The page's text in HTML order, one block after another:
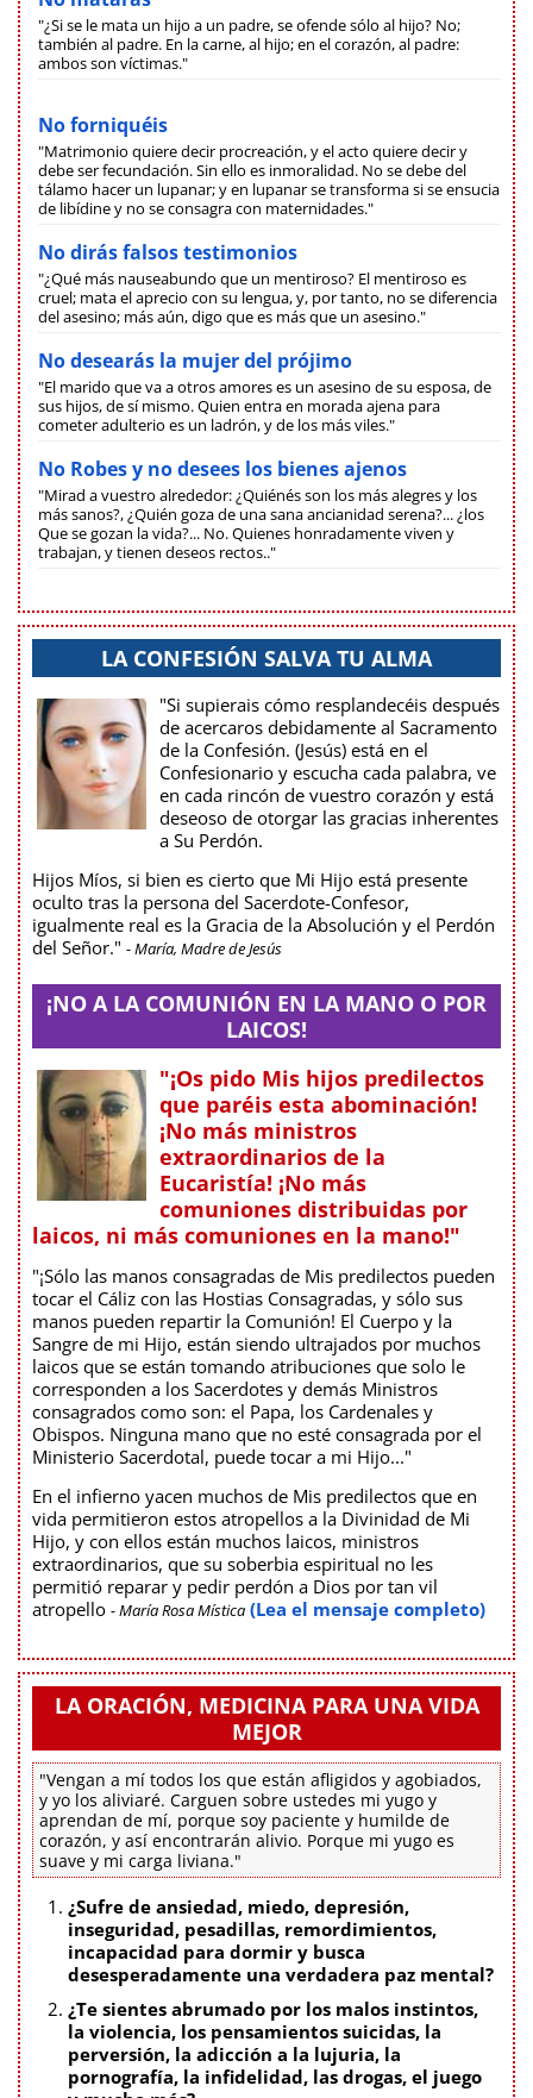
"¿Si se le mata un hijo a un padre, se ofende sólo al hijo? No;
también al padre. En la carne, al hijo; en el corazón, al padre:
ambos son víctimas."
No forniquéis
"Matrimonio quiere decir procreación, y el acto quiere decir y
debe ser fecundación. Sin ello es inmoralidad. No se debe del
tálamo hacer un lupanar; y en lupanar se transforma si se ensucia
de libídine y no se consagra con maternidades."
No dirás falsos testimonios
"¿Qué más nauseabundo que un mentiroso? El mentiroso es
cruel; mata el aprecio con su lengua, y, por tanto, no se diferencia
del asesino; más aún, digo que es más que un asesino."
No desearás la mujer del prójimo
"El marido que va a otros amores es un asesino de su esposa, de
sus hijos, de sí mismo. Quien entra en morada ajena para
cometer adulterio es un ladrón, y de los más viles."
No Robes y no desees los bienes ajenos
"Mirad a vuestro alrededor: ¿Quiénés son los más alegres y los
más sanos?, ¿Quién goza de una sana ancianidad serena?... ¿los
Que se gozan la vida?... No. Quienes honradamente viven y
trabajan, y tienen deseos rectos.."
LA CONFESIÓN SALVA TU ALMA
"Si supierais cómo resplandecéis después
de acercaros debidamente al Sacramento
de la Confesión. (Jesús) está en el
Confesionario y escucha cada palabra, ve
en cada rincón de vuestro corazón y está
deseoso de otorgar las gracias inherentes
a Su Perdón.
Hijos Míos, si bien es cierto que Mi Hijo está presente
oculto tras la persona del Sacerdote-Confesor,
igualmente real es la Gracia de la Absolución y el Perdón
del Señor." - María, Madre de Jesús
¡NO A LA COMUNIÓN EN LA MANO O POR
LAICOS!
"¡Os pido Mis hijos predilectos
que paréis esta abominación!
¡No más ministros
extraordinarios de la
Eucaristía! ¡No más
comuniones distribuidas por
laicos, ni más comuniones en la mano!"
"¡Sólo las manos consagradas de Mis predilectos pueden
tocar el Cáliz con las Hostias Consagradas, y sólo sus
manos pueden repartir la Comunión! El Cuerpo y la
Sangre de mi Hijo, están siendo ultrajados por muchos
laicos que se están tomando atribuciones que solo le
corresponden a los Sacerdotes y demás Ministros
consagrados como son: el Papa, los Cardenales y
Obispos. Ninguna mano que no esté consagrada por el
Ministerio Sacerdotal, puede tocar a mi Hijo..."
En el infierno yacen muchos de Mis predilectos que en
vida permitieron estos atropellos a la Divinidad de Mi
Hijo, y con ellos están muchos laicos, ministros
extraordinarios, que su soberbia espiritual no les
permitió reparar y pedir perdón a Dios por tan vil
atropello - María Rosa Mística (Lea el mensaje completo)
LA ORACIÓN, MEDICINA PARA UNA VIDA
MEJOR
"Vengan a mí todos los que están afligidos y agobiados,
y yo los aliviaré. Carguen sobre ustedes mi yugo y
aprendan de mí, porque soy paciente y humilde de
corazón, y así encontrarán alivio. Porque mi yugo es
suave y mi carga liviana."
¿Sufre de ansiedad, miedo, depresión,
inseguridad, pesadillas, remordimientos,
incapacidad para dormir y busca
desesperadamente una verdadera paz mental?
¿Te sientes abrumado por los malos instintos,
la violencia, los pensamientos suicidas, la
perversión, la adicción a la lujuria, la
pornografía, la infidelidad, las drogas, el juego